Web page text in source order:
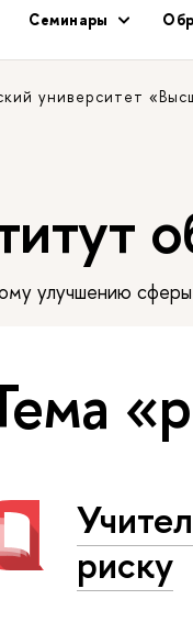
Семинары
университет
улучшению
риску